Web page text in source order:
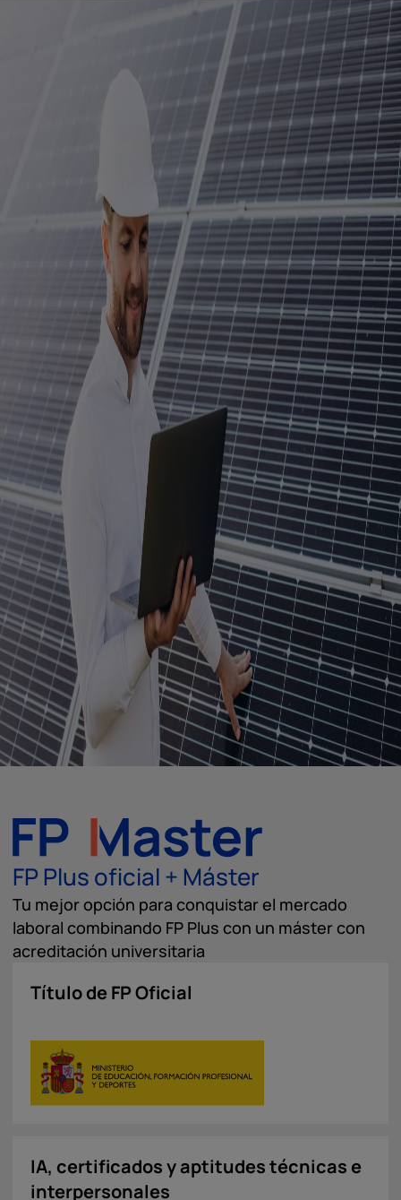
FP Plus oficial + Máster
Tu mejor opción para conquistar el mercado
laboral combinando FP Plus con un máster con
acreditación universitaria
Título de FP Oficial
IA, certificados y aptitudes técnicas e
interpersonales